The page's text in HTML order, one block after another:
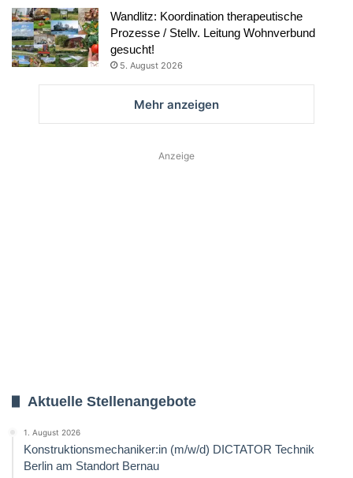
Wandlitz: Koordination therapeutische
Prozesse / Stellv. Leitung Wohnverbund
gesucht!
5. August 2026
Mehr anzeigen
Anzeige
Aktuelle Stellenangebote
1. August 2026
Konstruktionsmechaniker:in (m/w/d) DICTATOR Technik
Berlin am Standort Bernau